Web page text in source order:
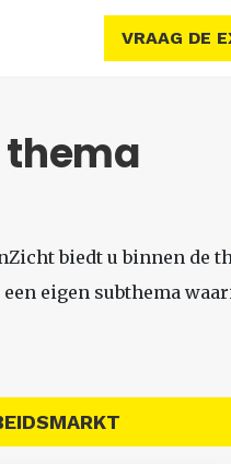
VRAAG DE
thema
biedt u binnen de
een eigen subthema